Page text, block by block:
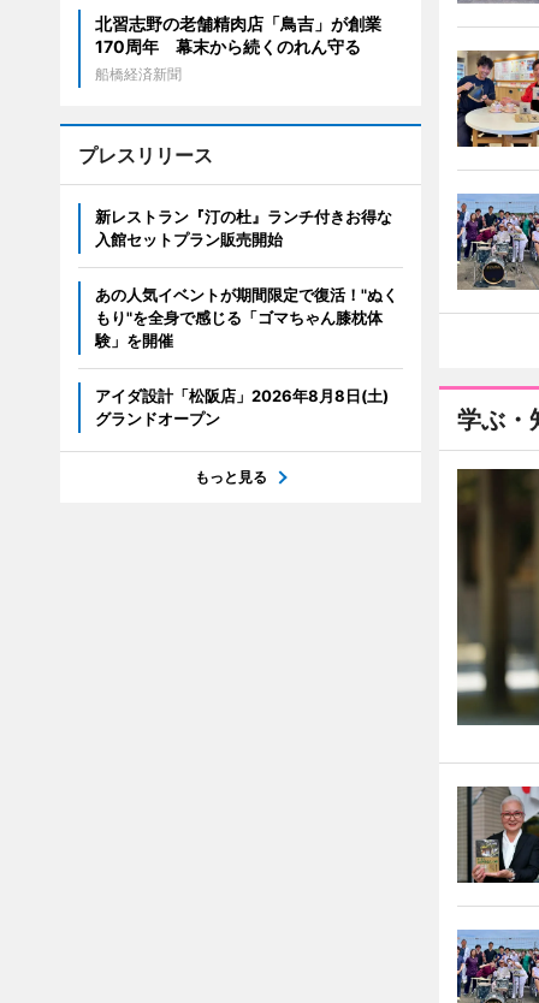
学ぶ・
北習志野の老舗精肉店「鳥吉」が創業
170周年 幕末から続くのれん守る
船橋経済新聞
プレスリリース
新レストラン『汀の杜』ランチ付きお得な
入館セットプラン販売開始
あの人気イベントが期間限定で復活！"ぬく
もり"を全身で感じる「ゴマちゃん膝枕体
験」を開催
アイダ設計「松阪店」2026年8月8日(土)
グランドオープン
もっと見る